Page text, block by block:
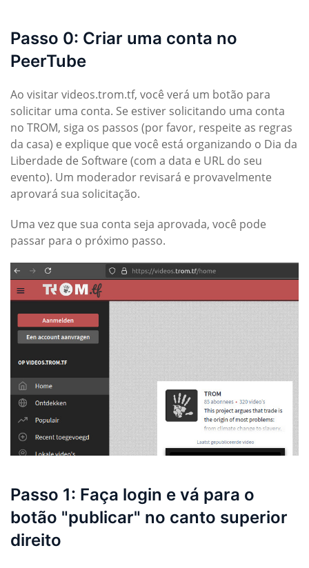
Passo 0: Criar uma conta no
PeerTube
Ao visitar videos.trom.tf, você verá um botão para
solicitar uma conta. Se estiver solicitando uma conta
no TROM, siga os passos (por favor, respeite as regras
da casa) e explique que você está organizando o Dia da
Liberdade de Software (com a data e URL do seu
evento). Um moderador revisará e provavelmente
aprovará sua solicitação.
Uma vez que sua conta seja aprovada, você pode
passar para o próximo passo.
Passo 1: Faça login e vá para o
botão "publicar" no canto superior
direito